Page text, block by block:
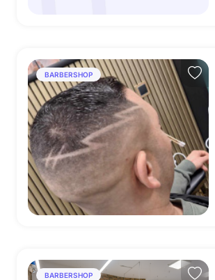
BARBERSHOP
BARBERSHOP